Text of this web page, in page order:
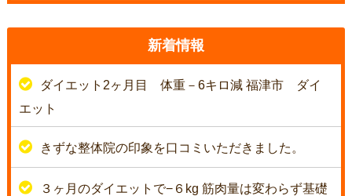
新着情報
ダイエット2ヶ月目 体重－6キロ減 福津市 ダイ
エット
きずな整体院の印象を口コミいただきました。
３ヶ月のダイエットで−６kg 筋肉量は変わらず基礎